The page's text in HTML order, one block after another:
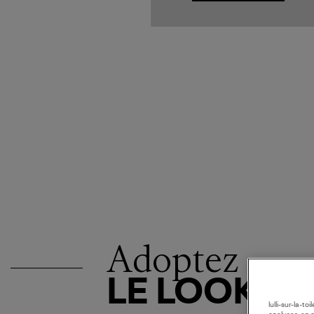
Adoptez
LE LOOK
lulli-sur-la-